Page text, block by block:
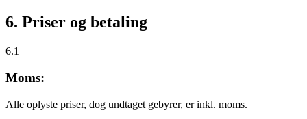
6. Priser og betaling
6.1
Moms:
Alle oplyste priser, dog undtaget gebyrer, er inkl. moms.